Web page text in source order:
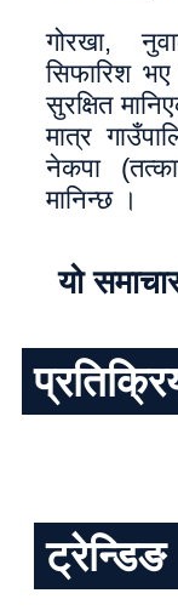
गोरखा,
सिफारिश
सुरक्षित
मात्र
नेकपा
मानिन्छ ।
यो
ट्रेन्डिङ